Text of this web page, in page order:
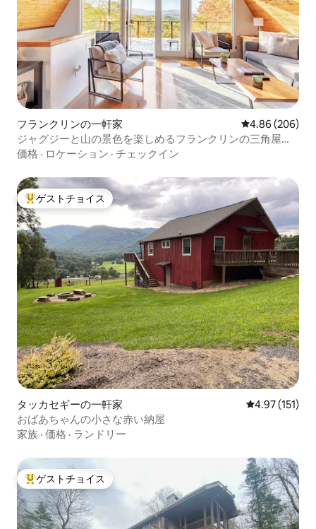
フランクリンの一軒家 レビュー206
4.86 (206)
ジャグジーと山の景色を楽しめるフランクリンの三角屋根
ログハウス
価格 · ロケーション · チェックイン
大好評のゲストチョイスです。
ゲストチョイス
タッカセギーの一軒家 レビュー151
4.97 (151)
おばあちゃんの小さな赤い納屋
家族 · 価格 · ランドリー
大好評のゲストチョイスです。
ゲストチョイス